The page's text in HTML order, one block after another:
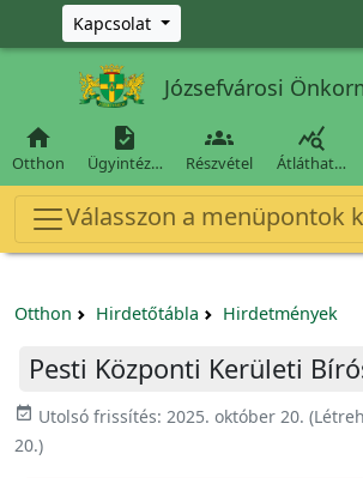
Ugrás a fő tartalomra
Kapcsolat
Józsefvárosi

Otthon

Ügyintéz…

Részvétel

Átláthat…
Válasszon a menüpontok
Otthon Hirdetőtábla Hirdetmények
Pesti Központi Kerületi
event_available Utolsó frissítés: 2025. október 20.
20.)